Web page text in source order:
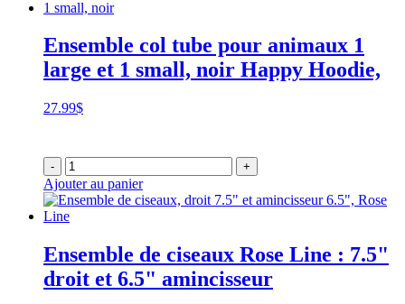
Ensemble col tube pour animaux 1
large et 1 small, noir Happy Hoodie,
27.99$
- +
Ajouter au panier
Ensemble de ciseaux Rose Line : 7.5"
droit et 6.5" amincisseur